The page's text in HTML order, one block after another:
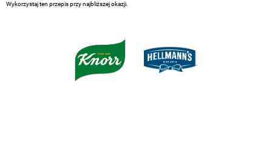
Wykorzystaj ten przepis przy najbliższej okazji.